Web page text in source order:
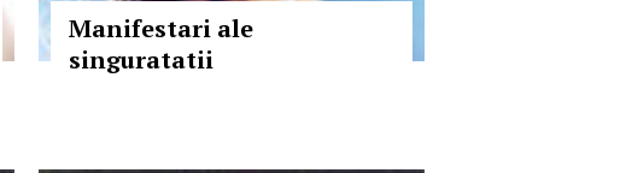
Manifestari ale
singuratatii